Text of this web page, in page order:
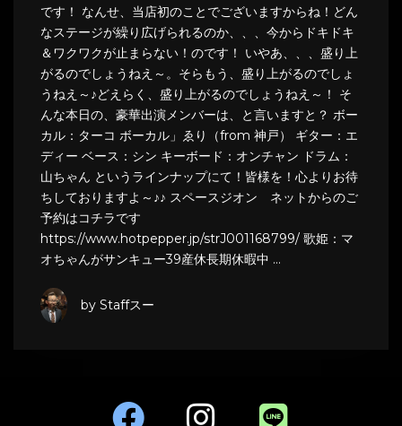
です！ なんせ、当店初のことでございますからね！どん
なステージが繰り広げられるのか、、、今からドキドキ
＆ワクワクが止まらない！のです！ いやあ、、、盛り上
がるのでしょうねえ～。そらもう、盛り上がるのでしょ
うねえ～♪どえらく、盛り上がるのでしょうねえ～！ そ
んな本日の、豪華出演メンバーは、と言いますと？ ボー
カル：ターコ ボーカル」ゑり（from 神戸） ギター：エ
ディー ベース：シン キーボード：オンチャン ドラム：
山ちゃん というラインナップにて！皆様を！心よりお待
ちしておりますよ～♪♪ スペースジオン ネットからのご
予約はコチラです
https://www.hotpepper.jp/strJ001168799/ 歌姫：マ
オちゃんがサンキュー39産休長期休暇中 …
by Staffスー